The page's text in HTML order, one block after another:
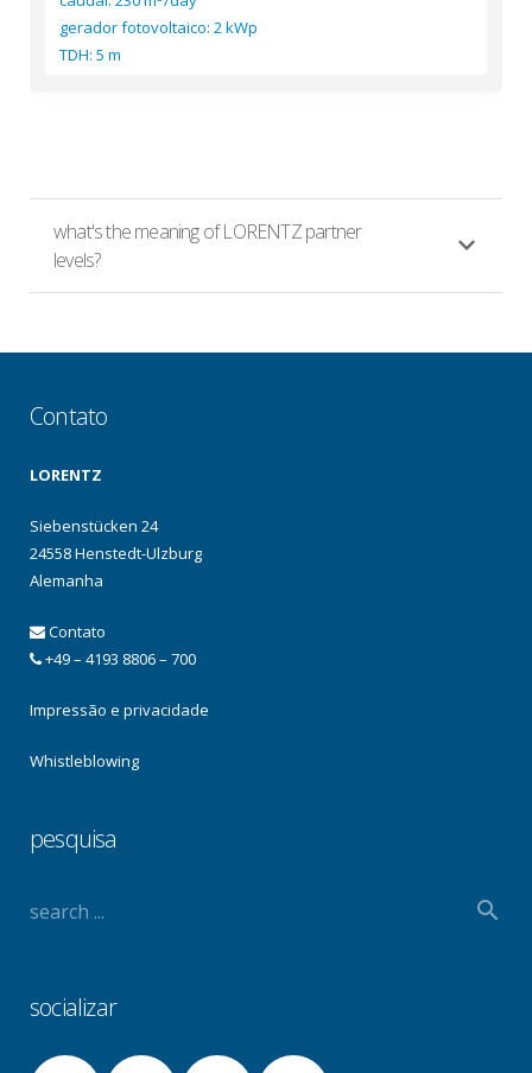
gerador fotovoltaico: 2 kWp
TDH: 5 m
what's the meaning of LORENTZ partner
levels?
Contato
LORENTZ
Siebenstücken 24
24558 Henstedt-Ulzburg
Alemanha
Contato
+49 – 4193 8806 – 700
Impressão e privacidade
Whistleblowing
pesquisa
socializar